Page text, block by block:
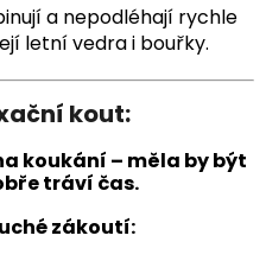
a nepodléhají rychle
letní vedra i bouřky.
kout:
koukání – měla by být
tráví čas.
zákoutí: